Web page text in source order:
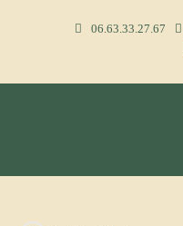
06.63.33.27.67